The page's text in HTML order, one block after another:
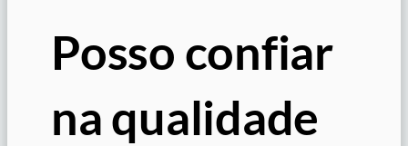
Posso confiar
na qualidade